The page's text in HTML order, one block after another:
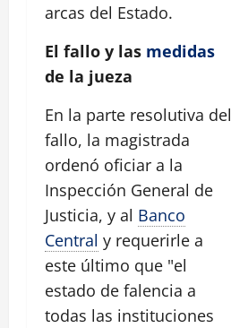
arcas del Estado.
El fallo y las medidas
de la jueza
En la parte resolutiva del
fallo, la magistrada
ordenó oficiar a la
Inspección General de
Justicia, y al Banco
Central y requerirle a
este último que "el
estado de falencia a
todas las instituciones